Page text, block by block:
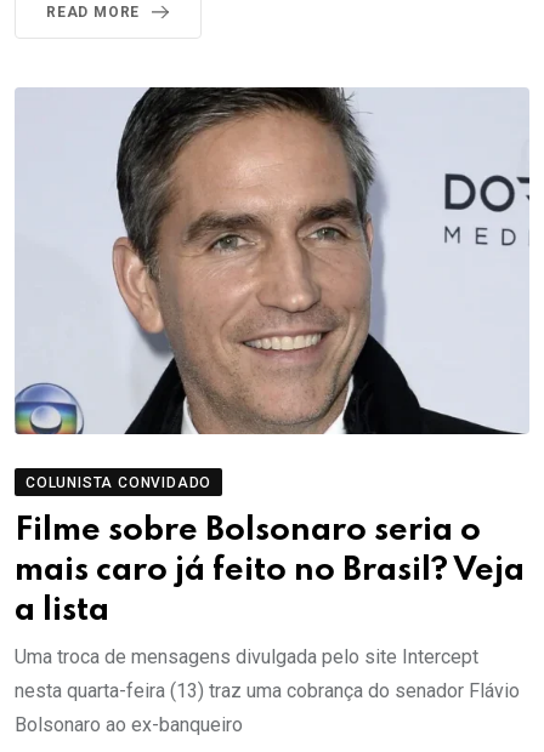
READ MORE
COLUNISTA CONVIDADO
Filme sobre Bolsonaro seria o
mais caro já feito no Brasil? Veja
a lista
Uma troca de mensagens divulgada pelo site Intercept
nesta quarta-feira (13) traz uma cobrança do senador Flávio
Bolsonaro ao ex-banqueiro